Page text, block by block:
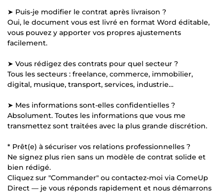
➤ Puis-je modifier le contrat après livraison ?
Oui, le document vous est livré en format Word éditable,
vous pouvez y apporter vos propres ajustements
facilement.
➤ Vous rédigez des contrats pour quel secteur ?
Tous les secteurs : freelance, commerce, immobilier,
digital, musique, transport, services, industrie…
➤ Mes informations sont-elles confidentielles ?
Absolument. Toutes les informations que vous me
transmettez sont traitées avec la plus grande discrétion.
* Prêt(e) à sécuriser vos relations professionnelles ?
Ne signez plus rien sans un modèle de contrat solide et
bien rédigé.
Cliquez sur "Commander" ou contactez-moi via ComeUp
Direct — je vous réponds rapidement et nous démarrons